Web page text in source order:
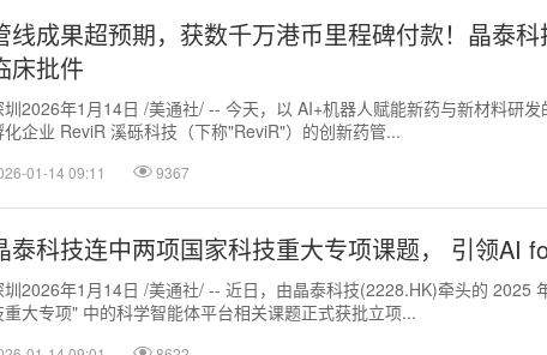
线成果超预期，获数千万港币里程碑付款！晶泰
床批件
圳2026年1月14日 /美通社/ -- 今天，以 AI+机器人赋能新药与新材料研
化企业 ReviR 溪砾科技（下称"ReviR"）的创新药管...
01-14 09:11 9367
泰科技连中两项国家科技重大专项课题， 引领AI
圳2026年1月14日 /美通社/ -- 近日，由晶泰科技(2228.HK)牵头的 2025
重大专项" 中的科学智能体平台相关课题正式获批立项...